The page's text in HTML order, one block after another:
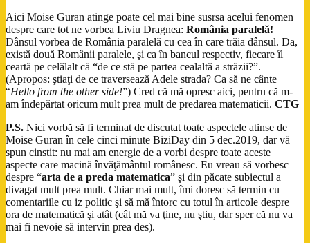
Aici Moise Guran atinge poate cel mai bine susrsa acelui fenomen
despre care tot ne vorbea Liviu Dragnea: România paralelă!
Dânsul vorbea de România paralelă cu cea în care trăia dânsul. Da,
există două Românii paralele, şi ca în bancul respectiv, fiecare îl
ceartă pe celălalt că “de ce stă pe partea cealaltă a străzii?”.
(Apropos: ştiaţi de ce traversează Adele strada? Ca să ne cânte
“Hello from the other side!”) Cred că mă opresc aici, pentru că m-
am îndepărtat oricum mult prea mult de predarea matematicii. CTG
P.S. Nici vorbă să fi terminat de discutat toate aspectele atinse de
Moise Guran în cele cinci minute BiziDay din 5 dec.2019, dar vă
spun cinstit: nu mai am energie de a vorbi despre toate aceste
aspecte care macină învăţământul românesc. Eu vreau să vorbesc
despre “arta de a preda matematica” şi din păcate subiectul a
divagat mult prea mult. Chiar mai mult, îmi doresc să termin cu
comentariile cu iz politic şi să mă întorc cu totul în articole despre
ora de matematică şi atât (cât mă va ţine, nu ştiu, dar sper că nu va
mai fi nevoie să intervin prea des).